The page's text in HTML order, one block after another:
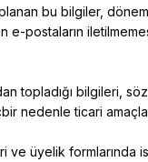
bu bilgiler,
postaların
topladığı bilgileri,
nedenle ticari
ve üyelik formlarında